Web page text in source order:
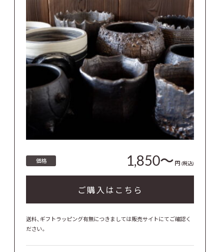
価格 1,850～円 (税込)
ご購入はこちら
送料、ギフトラッピング有無につきましては販売サイトにてご確認く
ださい。